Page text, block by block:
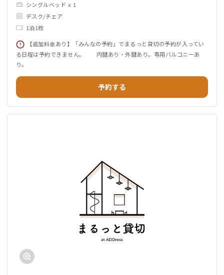
シングルベッド x 1
デスク/チェア
1泊1枚
【追加料金あり】「みんなの予約」でまるっと貸切の予約が入ってい
る日程は予約できません。 内鍵あり・外鍵あり。専用バルコニーあ
り。
予約する